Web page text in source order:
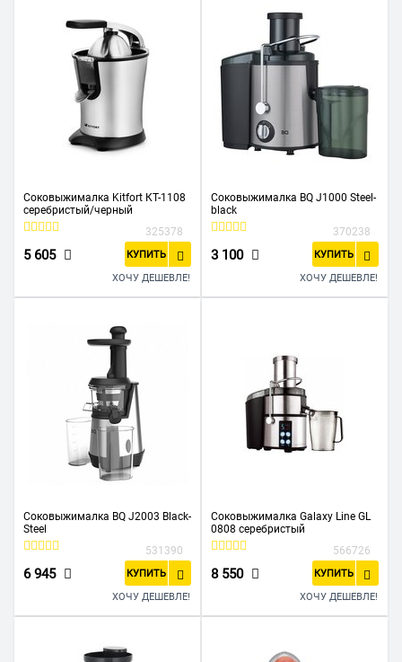
Соковыжималка Kitfort КТ-1108
серебристый/черный
325378
5 605 КУПИТЬ
ХОЧУ ДЕШЕВЛЕ!
Соковыжималка BQ J1000 Steel-
black
370238
3 100 КУПИТЬ
ХОЧУ ДЕШЕВЛЕ!
Соковыжималка BQ J2003 Black-
Steel
531390
6 945 КУПИТЬ
ХОЧУ ДЕШЕВЛЕ!
Соковыжималка Galaxy Line GL
0808 серебристый
566726
8 550 КУПИТЬ
ХОЧУ ДЕШЕВЛЕ!